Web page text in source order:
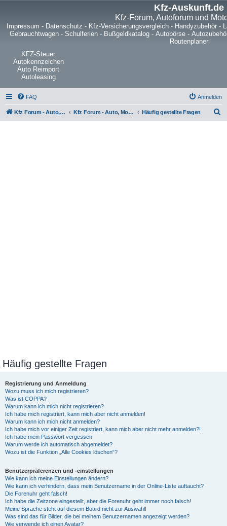
Kfz-Auskunft.de
Kfz-Forum, Autoforum und
Impressum - Datenschutz - Kfz-Versicherungsvergleich - Handyzubehör -
Gebrauchtwagen- Schulferien- Bußgeldkatalog- Autobörse-
Routenplaner
KFZ-Steuer
Autokennzeichen
Auto Reimport
Autoleasing
FAQ Anmelden
Kfz Forum - Auto, Motorrad und LKW Kfz Forum - Auto, Motorrad und LKW Häufig gestellte Fragen
Häufig gestellte Fragen
Registrierung und Anmeldung
Wozu muss ich mich registrieren?
Was ist COPPA?
Warum kann ich mich nicht registrieren?
Ich habe mich registriert, kann mich aber nicht anmelden!
Warum kann ich mich nicht anmelden?
Ich habe mich vor einiger Zeit registriert, kann mich aber nicht mehr anmelden?!
Ich habe mein Passwort vergessen!
Warum werde ich automatisch abgemeldet?
Wozu ist die Funktion „Alle Cookies löschen“?
Benutzerpräferenzen und -einstellungen
Wie kann ich meine Einstellungen ändern?
Wie kann ich verhindern, dass mein Benutzername in der Online-Liste auftaucht?
Die Forenuhr geht falsch!
Ich habe die Zeitzone eingestellt, aber die Forenuhr geht immer noch falsch!
Meine Sprache steht auf diesem Board nicht zur Auswahl!
Was sind das für Bilder, die bei meinem Benutzernamen angezeigt werden?
Wie verwende ich einen Avatar?